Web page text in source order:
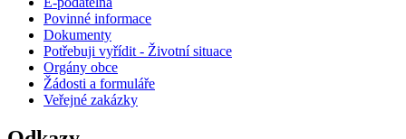
Povinné informace
Dokumenty
Potřebuji vyřídit - Životní situace
Orgány obce
Žádosti a formuláře
Veřejné zakázky